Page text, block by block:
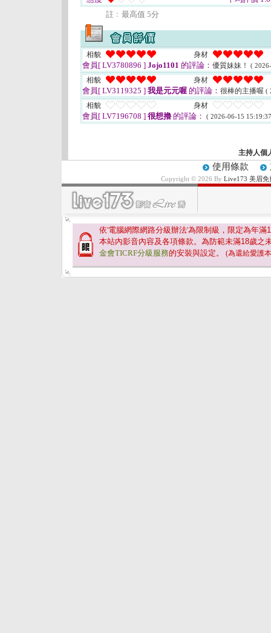
註﹕最高值 5分
相貌 身材
會員[ LV3780896 ] Jojo1101 的評論： 優質妹妹！ (
相貌 身材
會員[ LV3119325 ] 我是元元喔 的評論： 很棒的主播喔 (
相貌 身材
會員[ LV7196708 ] 很想擼的評論： ( 2026-06-15
主持人個
使用條款
Copyright © 2026 By Live173 美眉
依'電腦網際網路分級辦法'為限制級，限定為年滿
本站內影音內容及各項條款。為防範未滿18歲之
金會TICRF分級服務的安裝與設定。 (為還給愛護